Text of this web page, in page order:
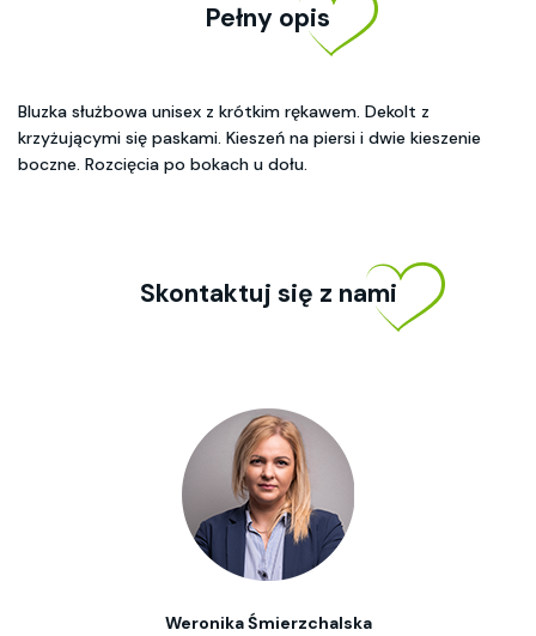
Pełny opis
Bluzka służbowa unisex z krótkim rękawem. Dekolt z
krzyżującymi się paskami. Kieszeń na piersi i dwie kieszenie
boczne. Rozcięcia po bokach u dołu.
Skontaktuj się z nami
Weronika Śmierzchalska